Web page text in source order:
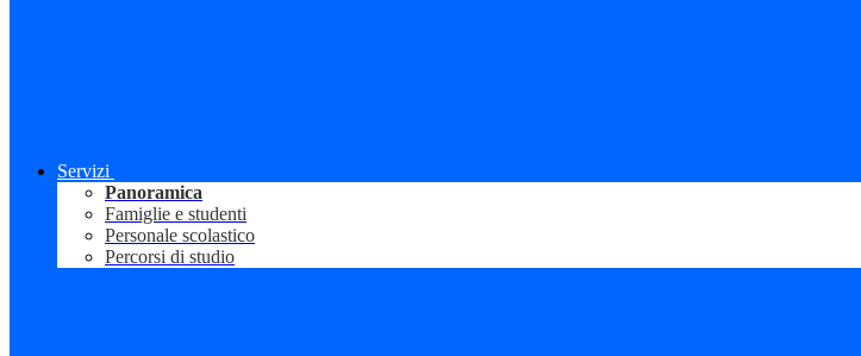
Servizi
Panoramica
Famiglie e studenti
Personale scolastico
Percorsi di studio